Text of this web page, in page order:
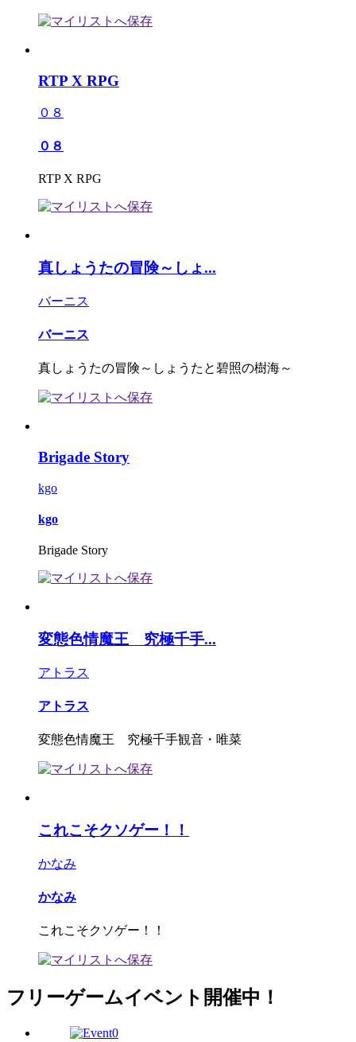
RTP X RPG
０８
０８
RTP X RPG
真しょうたの冒険～しょ...
バーニス
バーニス
真しょうたの冒険～しょうたと碧照の樹海～
Brigade Story
kgo
kgo
Brigade Story
変態色情魔王 究極千手...
アトラス
アトラス
変態色情魔王 究極千手観音・唯菜
これこそクソゲー！！
かなみ
かなみ
これこそクソゲー！！
フリーゲームイベント開催中！